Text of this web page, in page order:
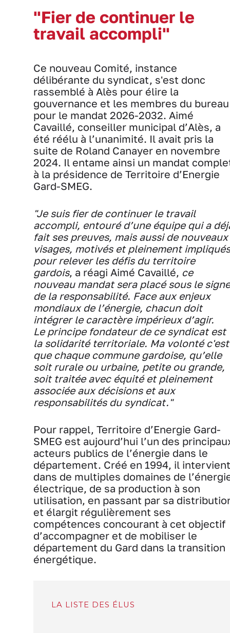
"Fier de continuer le
travail accompli"
Ce nouveau Comité, instance
délibérante du syndicat, s'est donc
rassemblé à Alès pour élire la
gouvernance et les membres du bureau
pour le mandat 2026-2032. Aimé
Cavaillé, conseiller municipal d’Alès, a
été réélu à l’unanimité. Il avait pris la
suite de Roland Canayer en novembre
2024. Il entame ainsi un mandat
à la présidence de Territoire d’Energie
Gard-SMEG.
"Je suis fier de continuer le travail
accompli, entouré d’une équipe qui a
fait ses preuves, mais aussi de nouveaux
visages, motivés et pleinement impliqués
pour relever les défis du territoire
gardois, a réagi Aimé Cavaillé, ce
nouveau mandat sera placé sous le signe
de la responsabilité. Face aux enjeux
mondiaux de l’énergie, chacun doit
intégrer le caractère impérieux d’agir.
Le principe fondateur de ce syndicat est
la solidarité territoriale. Ma volonté c'est
que chaque commune gardoise, qu’elle
soit rurale ou urbaine, petite ou grande,
soit traitée avec équité et pleinement
associée aux décisions et aux
responsabilités du syndicat."
Pour rappel, Territoire d’Energie Gard-
SMEG est aujourd’hui l’un des
acteurs publics de l’énergie dans le
département. Créé en 1994, il intervient
dans de multiples domaines de
électrique, de sa production à son
utilisation, en passant par sa
et élargit régulièrement ses
compétences concourant à cet objectif
d’accompagner et de mobiliser le
département du Gard dans la transition
énergétique.
LA LISTE DES ÉLUS